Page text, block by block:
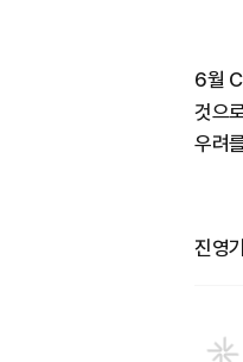
6월
것으
우려
진영